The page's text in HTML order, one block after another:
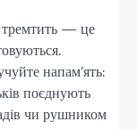
— це
напам’ять:
поєднують
чи рушником